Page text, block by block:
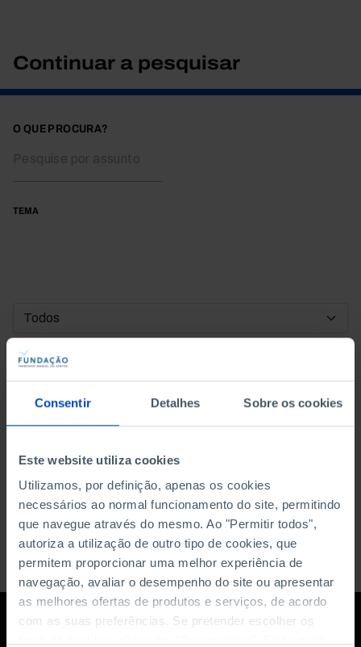
Consentir Detalhes Sobre os cookies
Este website utiliza cookies
Utilizamos, por definição, apenas os cookies
necessários ao normal funcionamento do site, permitindo
que navegue através do mesmo. Ao "Permitir todos",
autoriza a utilização de outro tipo de cookies, que
permitem proporcionar uma melhor experiência de
navegação, avaliar o desempenho do site ou apresentar
as melhores ofertas de produtos e serviços, de acordo
com as suas preferências. Se pretender escolher os
Continuar a pesquisar
O QUE PROCURA?
TEMA
DATA DE INÍCIO
DATA DE FIM